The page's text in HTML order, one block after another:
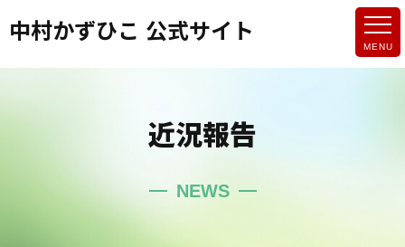
中村かずひこ 公式サイト
近況報告
NEWS